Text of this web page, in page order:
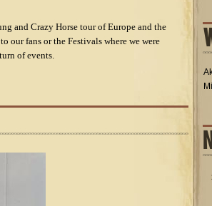
and Crazy Horse tour of Europe and the
our fans or the Festivals where we were
of events.